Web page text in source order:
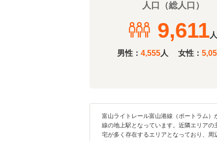
人口（総人口）
9,611人
男性： 4,555人 女性：
富山ライトレール富山港線（ポートラム
線の地上駅となっています。近隣エリア
宅が多く存在するエリアとなっており、